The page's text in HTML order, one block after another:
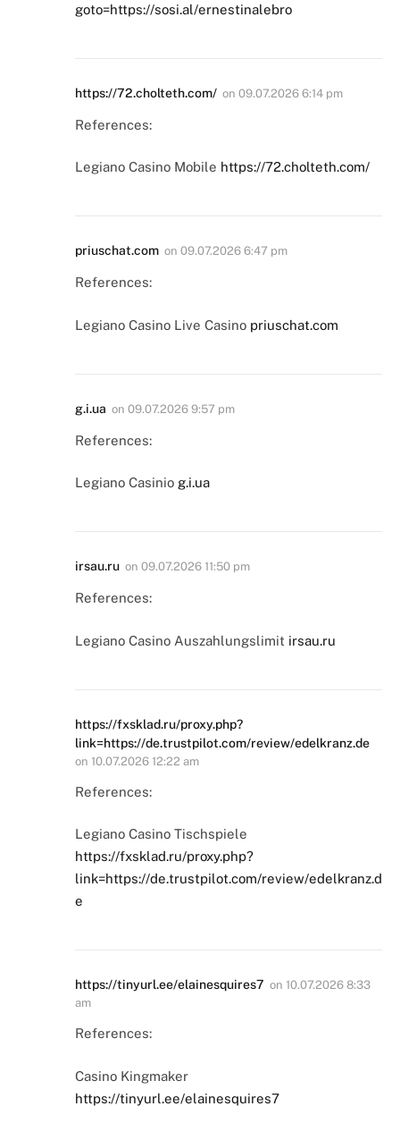
goto=https://sosi.al/ernestinalebro
https://72.cholteth.com/ on 09.07.2026 6:14 pm
References:
Legiano Casino Mobile https://72.cholteth.com/
priuschat.com on 09.07.2026 6:47 pm
References:
Legiano Casino Live Casino priuschat.com
g.i.ua on 09.07.2026 9:57 pm
References:
Legiano Casinio g.i.ua
irsau.ru on 09.07.2026 11:50 pm
References:
Legiano Casino Auszahlungslimit irsau.ru
https://fxsklad.ru/proxy.php?
link=https://de.trustpilot.com/review/edelkranz.de
on 10.07.2026 12:22 am
References:
Legiano Casino Tischspiele
https://fxsklad.ru/proxy.php?
link=https://de.trustpilot.com/review/edelkranz.d
e
https://tinyurl.ee/elainesquires7 on 10.07.2026 8:33
am
References:
Casino Kingmaker
https://tinyurl.ee/elainesquires7